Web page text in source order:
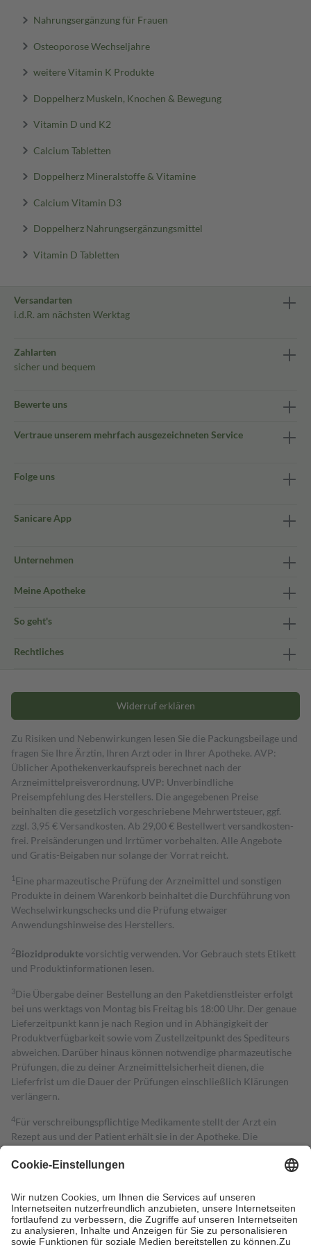
Nahrungsergänzung für Frauen
Osteoporose Wechseljahre
weitere Vitamin K Produkte
Doppelherz Muskeln, Knochen & Bewegung
Vitamin D und K2
Calcium Tabletten
Doppelherz Mineralstoffe & Vitamine
Calcium Vitamin D3
Doppelherz Nahrungsergänzungsmittel
Vitamin D Tabletten
Versandarten
i.d.R. am nächsten Werktag
Zahlarten
sicher und bequem
Bewerte uns
Vertraue unserem mehrfach ausgezeichneten Service
Folge uns
Sanicare App
Unternehmen
Meine Apotheke
So geht's
Rechtliches
Widerruf erklären
Zu Risiken und Nebenwirkungen lesen Sie die Packungsbeilage und
fragen Sie Ihre Ärztin, Ihren Arzt oder in Ihrer Apotheke. AVP:
Üblicher Apothekenverkaufspreis berechnet nach der
Arzneimittelpreisverordnung. UVP: Unverbindliche
Preisempfehlung des Herstellers. Die angegebenen Preise
beinhalten die gesetzlich vorgeschriebene Mehrwertsteuer, ggf.
zzgl. 3,95 € Versandkosten. Ab 29,00 € Bestell­wert versand­kosten­
frei. Preisänderungen und Irrtümer vorbehalten. Alle Angebote
und Gratis-Beigaben nur solange der Vorrat reicht.
1 Eine pharmazeutische Prüfung der Arzneimittel und sonstigen
Produkte in deinem Warenkorb beinhaltet die Durchführung von
Wechselwirkungschecks und die Prüfung etwaiger
Anwendungshinweise des Herstellers.
2Biozidproduktevorsichtig verwenden. Vor Gebrauch stets Etikett
und Produktinformationen lesen.
3Die Übergabe deiner Bestellung an den Paketdienstleister erfolgt
bei uns werktags von Montag bis Freitag bis 18:00 Uhr. Der genaue
Lieferzeitpunkt kann je nach Region und in Abhängigkeit der
Produktverfügbarkeit sowie vom Zustellzeitpunkt des Spediteurs
abweichen. Darüber hinaus können notwendige pharmazeutische
Prüfungen, die zu deiner Arzneimittelsicherheit dienen, die
Lieferfrist um die Dauer der Prüfungen einschließlich Klärungen
verlängern.
4Für verschreibungspflichtige Medikamente stellt der Arzt ein
Rezept aus und der Patient erhält sie in der Apotheke. Die
Kosten dafür, der Versicherte trägt einen Teil davon als Zuzahlung
Grundsätzlich leisten Mitglieder Zuzahlungen in Höhe von zehn
Prozent des Abgabepreises,mindestensjedochfünf Euround
höchstens zehn Euro.Es sind jedoch nie mehr als die tatsächlichen
Kosten der Leistung zu entrichten.